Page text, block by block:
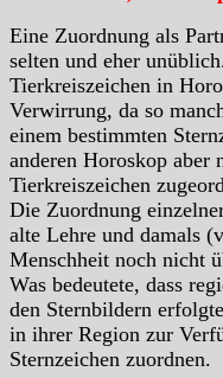
Eine Zuordnung als
selten und eher
Tierkreiszeichen in
Verwirrung, da so
einem bestimmten
anderen Horoskop aber
Tierkreiszeichen
Die Zuordnung
alte Lehre und damals
Menschheit noch nicht
Was bedeutete, dass
den Sternbildern
in ihrer Region zur
Sternzeichen zuordnen.